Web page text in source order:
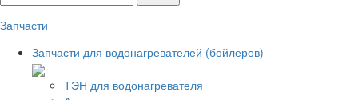
Запчасти
Запчасти для водонагревателей (бойлеров)
ТЭН для водонагревателя